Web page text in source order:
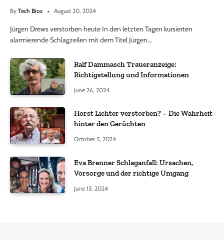
By Tech Bios August 20, 2024
Jürgen Drews verstorben heute In den letzten Tagen kursierten
alarmierende Schlagzeilen mit dem Titel Jürgen…
Ralf Dammasch Traueranzeige:
Richtigstellung und Informationen
June 26, 2024
Horst Lichter verstorben? – Die Wahrheit
hinter den Gerüchten
October 5, 2024
Eva Brenner Schlaganfall: Ursachen,
Vorsorge und der richtige Umgang
June 13, 2024